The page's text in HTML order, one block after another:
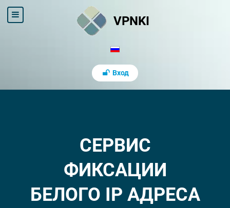
VPNKI
Вход
СЕРВИС
ФИКСАЦИИ
БЕЛОГО IP АДРЕСА